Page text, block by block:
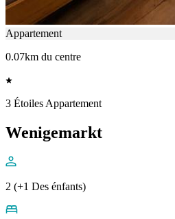
Appartement
0.07km du centre
3 Étoiles Appartement
Wenigemarkt
2 (+1 Des énfants)